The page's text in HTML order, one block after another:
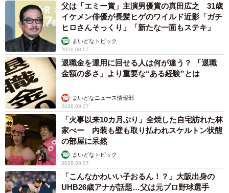
“同じ境遇の方が、ひとりじゃないと感じられたら”、“病気
や障がいがあっても、息子が一生懸命に生きている姿を少
しでも知っていただきたい”ーー。そのような思いをもって
うたくんのママが発信しているThreads（ @___ut.a17 ）で
は、まっすぐな瞳と愛らしい笑顔が印象的なうたくんが過
ごす穏やかな日常を見ることができます。
父は「エミー賞」主演男優賞の真田広之 31歳
イケメン俳優が長髪ヒゲのワイルド近影「ガチ
ヒロさんそっくり」「新たな一面もステキ」
まいどなトピック
2026.08.07
退職金を運用に回せる人は何が違う？ 「退職
金額の多さ」より重要な“ある経験”とは
まいどなニュース情報部
2026.08.07
「火事以来10カ月ぶり」全焼した自宅訪れた林
家ぺー 内装も壁も取り払われスケルトン状態
の部屋に呆然
まいどなトピック
2026.08.07
「こんなかわいい子おるん！？」大阪出身の
UHB26歳アナが話題…父は元プロ野球選手